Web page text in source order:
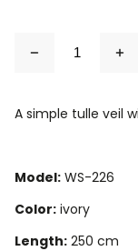
A simple tulle veil
Model: WS-226
Color: ivory
Length: 250 cm